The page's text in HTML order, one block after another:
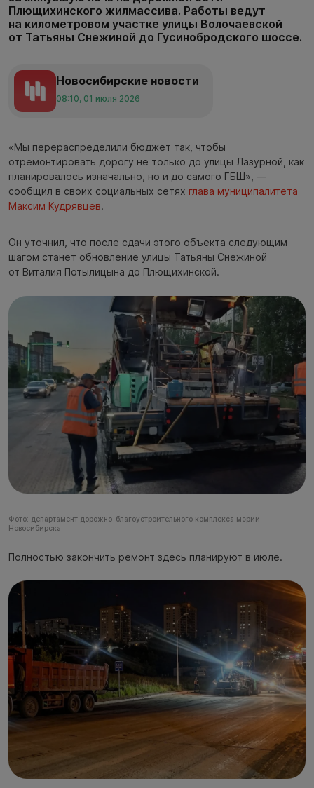
Плющихинского жилмассива. Работы ведут
на километровом участке улицы Волочаевской
от Татьяны Снежиной до Гусинобродского шоссе.
Новосибирские новости
08:10, 01 июля 2026
«Мы перераспределили бюджет так, чтобы
отремонтировать дорогу не только до улицы Лазурной, как
планировалось изначально, но и до самого ГБШ», —
сообщил в своих социальных сетях глава муниципалитета
Максим Кудрявцев.
Он уточнил, что после сдачи этого объекта следующим
шагом станет обновление улицы Татьяны Снежиной
от Виталия Потылицына до Плющихинской.
Фото: департамент дорожно-благоустроительного комплекса мэрии
Новосибирска
Полностью закончить ремонт здесь планируют в июле.